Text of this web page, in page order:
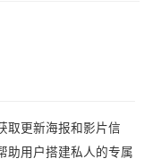
取更新海报和影片信
助用户搭建私人的专属